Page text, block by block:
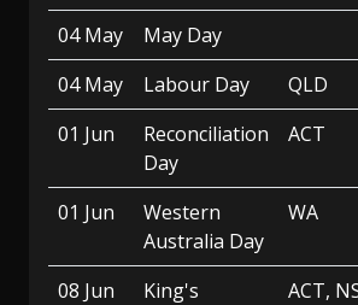
04 May
May Day
04 May
Labour Day
QLD
01 Jun
Reconciliation
Day
ACT
01 Jun
Western
Australia Day
WA
08 Jun
King's
ACT,